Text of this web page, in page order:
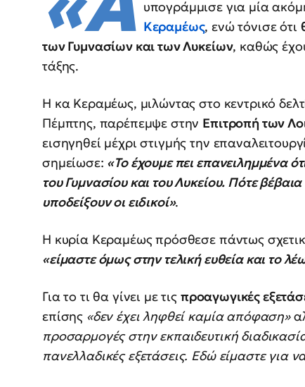
υπογράμμισε για μία
Κεραμέως, ενώ τόνισε ότι
των Γυμνασίων και των Λυκείων, καθώς
τάξης.
Η κα Κεραμέως, μιλώντας στο κεντρικό
Πέμπτης, παρέπεμψε στην Επιτροπή των
εισηγηθεί μέχρι στιγμής την
σημείωσε: «Το έχουμε πει επανειλημμένα
του Γυμνασίου και του Λυκείου. Πότε
υποδείξουν οι ειδικοί».
Η κυρία Κεραμέως πρόσθεσε πάντως
«είμαστε όμως στην τελική ευθεία και το
Για το τι θα γίνει με τις προαγωγικές
επίσης «δεν έχει ληφθεί καμία απόφαση»
προσαρμογές στην εκπαιδευτική
πανελλαδικές εξετάσεις. Εδώ είμαστε για